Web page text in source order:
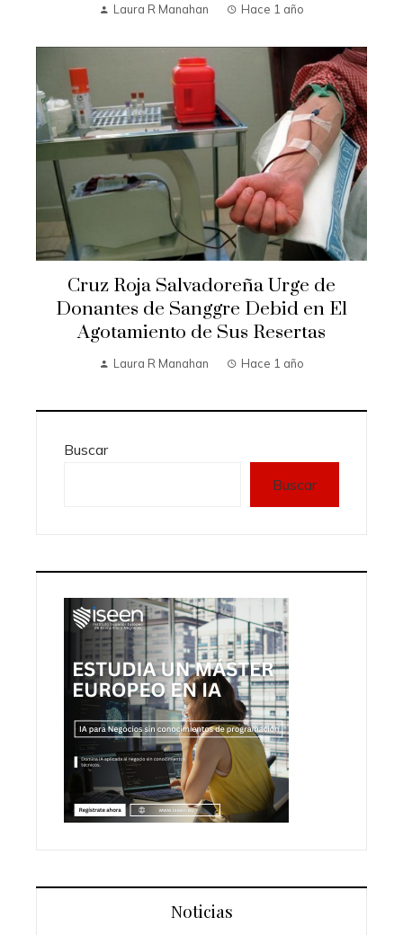
Laura R Manahan Hace 1 año
Cruz Roja Salvadoreña Urge de
Donantes de Sanggre Debid en El
Agotamiento de Sus Resertas
Laura R Manahan Hace 1 año
Buscar
Buscar
Noticias